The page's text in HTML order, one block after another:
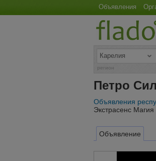
Объявления
регион
Петро
Объявления
Экстрасенс Магия
Объявление